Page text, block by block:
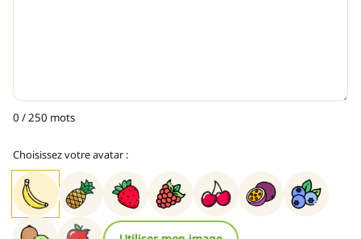
0 / 250 mots
Choisissez votre avatar :